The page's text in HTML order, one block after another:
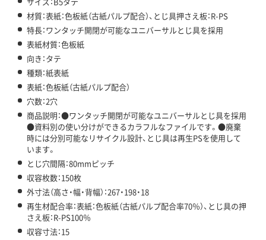
材質：表紙：色板紙（古紙パルプ配合）、とじ具押さえ板：R-PS
特長：ワンタッチ開閉が可能なユニバーサルとじ具を採用
表紙材質：色板紙
向き：タテ
種類：紙表紙
表紙：色板紙（古紙パルプ配合）
穴数：2穴
商品説明：●ワンタッチ開閉が可能なユニバーサルとじ具を採用
●資料別の使い分けができるカラフルなファイルです。●廃棄
時には分別可能なリサイクル設計、とじ具は再生PSを使用して
います。
とじ穴間隔：80mmピッチ
収容枚数：150枚
外寸法（高さ・幅・背幅）：267・198・18
再生材配合率：表紙：色板紙（古紙パルプ配合率70％）、とじ具の押
さえ板：R-PS100％
収容寸法：15